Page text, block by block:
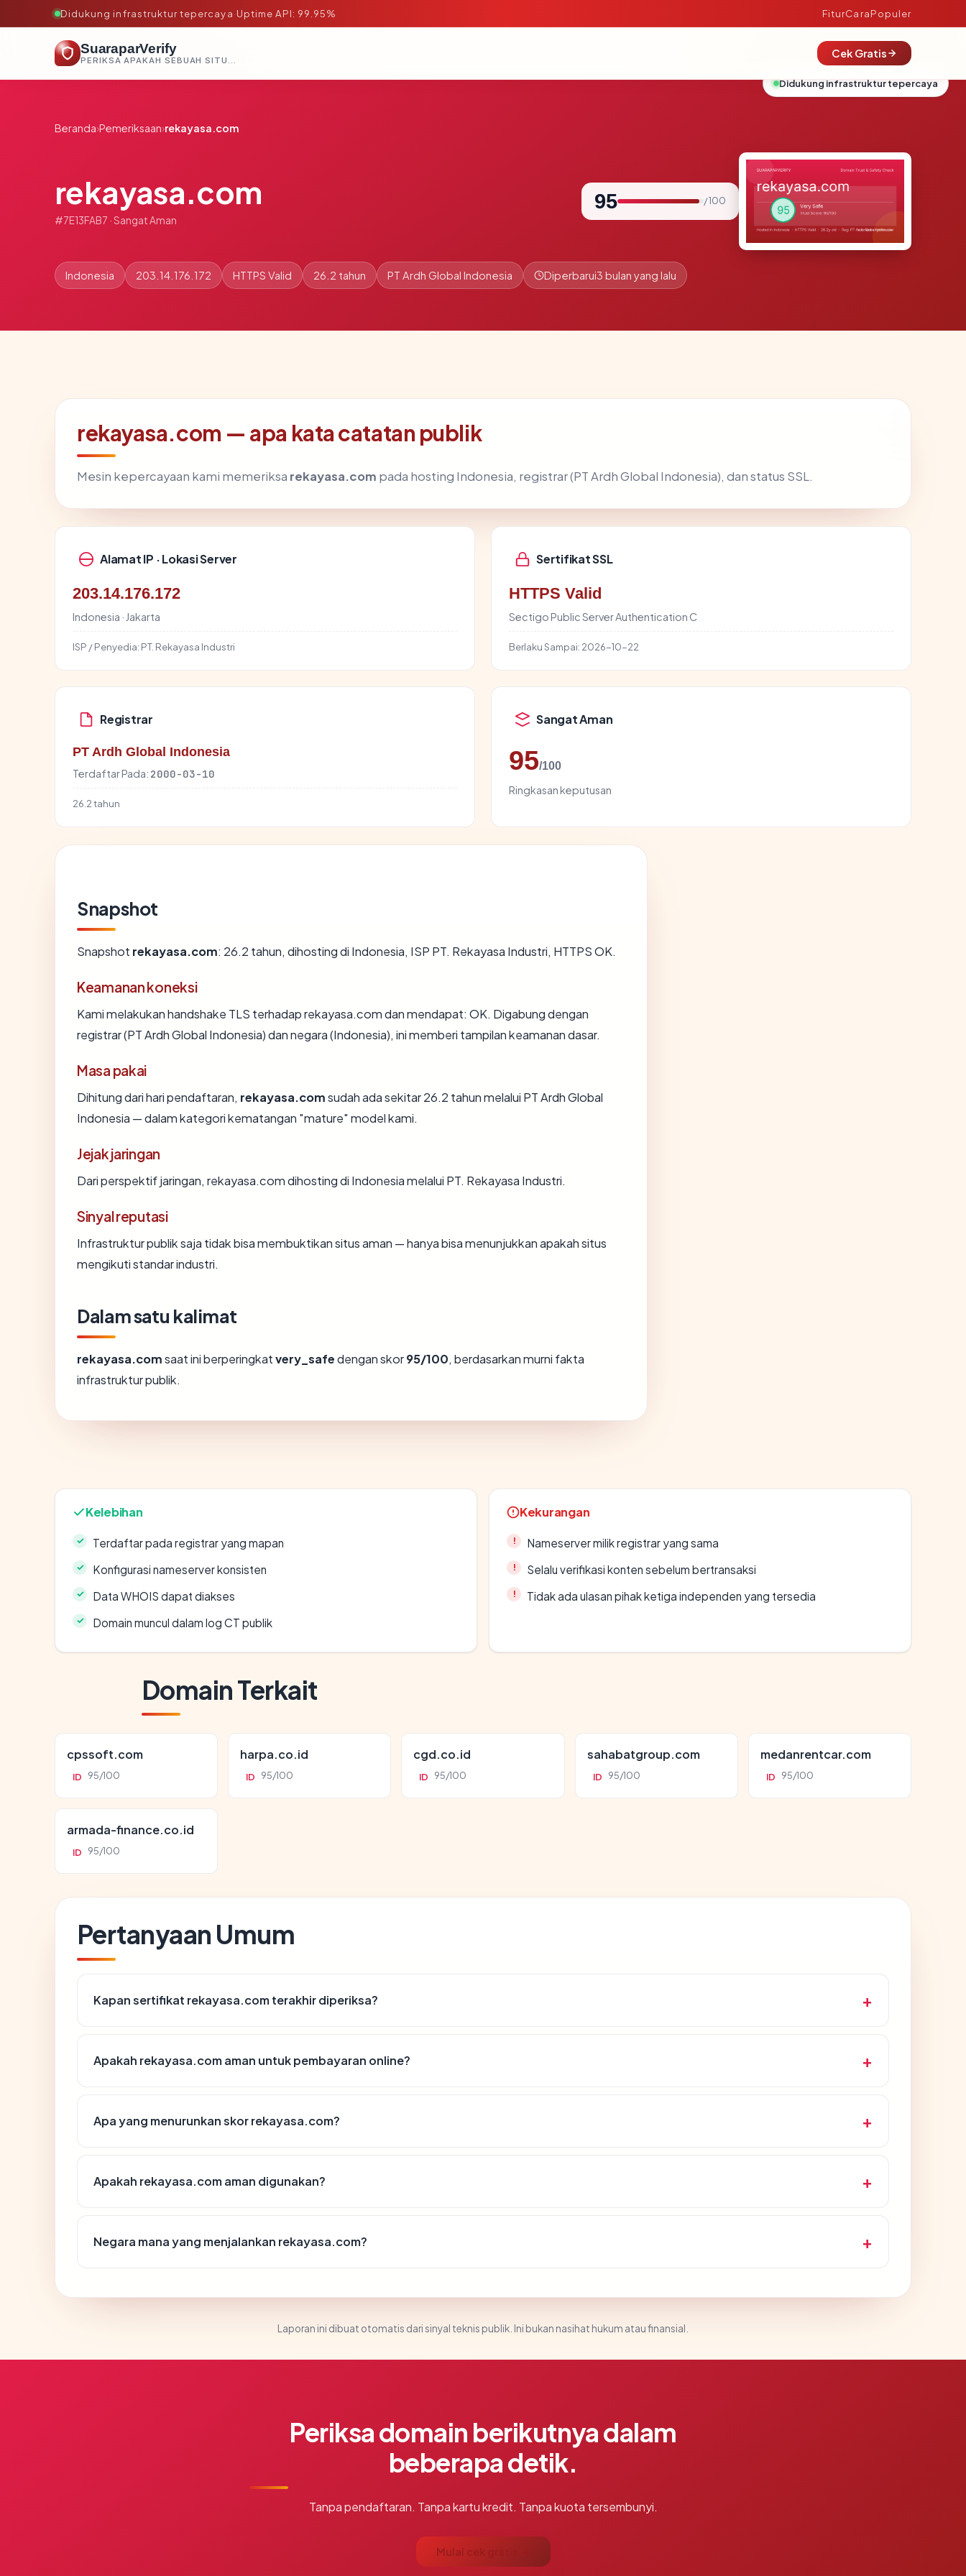
Didukung infrastruktur tepercaya·Uptime API: 99.95% FiturCaraPopuler
SuaraparVerify
PERIKSA APAKAH SEBUAH SITUS AMAN, TEPERCAYA, DAN TERVERIFIKASI DALAM HITUNGAN DETIK.
Cek Gratis
Beranda›Pemeriksaan›rekayasa.com
rekayasa.com
#7E13FAB7 · Sangat Aman
95 / 100
Indonesia 203.14.176.172 HTTPS Valid 26.2 tahun PT Ardh Global Indonesia Diperbarui3 bulan yang lalu
rekayasa.com — apa kata catatan publik
Mesin kepercayaan kami memeriksa rekayasa.com pada hosting Indonesia, registrar (PT Ardh Global Indonesia), dan status SSL.
Alamat IP · Lokasi Server
203.14.176.172
Indonesia · Jakarta
ISP / Penyedia: PT. Rekayasa Industri
Sertifikat SSL
HTTPS Valid
Sectigo Public Server Authentication C
Berlaku Sampai: 2026-10-22
Registrar
PT Ardh Global Indonesia
Terdaftar Pada: 2000-03-10
26.2 tahun
Sangat Aman
95/100
Ringkasan keputusan
Snapshot
Snapshot rekayasa.com: 26.2 tahun, dihosting di Indonesia, ISP PT. Rekayasa Industri, HTTPS OK.
Keamanan koneksi
Kami melakukan handshake TLS terhadap rekayasa.com dan mendapat: OK. Digabung dengan
registrar (PT Ardh Global Indonesia) dan negara (Indonesia), ini memberi tampilan keamanan dasar.
Masa pakai
Dihitung dari hari pendaftaran, rekayasa.comsudah ada sekitar 26.2 tahun melalui PT Ardh Global
Indonesia — dalam kategori kematangan "mature" model kami.
Jejak jaringan
Dari perspektif jaringan, rekayasa.com dihosting di Indonesia melalui PT. Rekayasa Industri.
Sinyal reputasi
Infrastruktur publik saja tidak bisa membuktikan situs aman — hanya bisa menunjukkan apakah situs
mengikuti standar industri.
Dalam satu kalimat
rekayasa.comsaat ini berperingkatvery_safedengan skor95/100, berdasarkan murni fakta
infrastruktur publik.
Kelebihan
Terdaftar pada registrar yang mapan
Konfigurasi nameserver konsisten
Data WHOIS dapat diakses
Domain muncul dalam log CT publik
Kekurangan
Nameserver milik registrar yang sama
Selalu verifikasi konten sebelum bertransaksi
Tidak ada ulasan pihak ketiga independen yang tersedia
Domain Terkait
cpssoft.com
ID 95/100
harpa.co.id
ID 95/100
cgd.co.id
ID 95/100
sahabatgroup.com
ID 95/100
medanrentcar.com
ID 95/100
armada-finance.co.id
ID 95/100
Pertanyaan Umum
Kapan sertifikat rekayasa.com terakhir diperiksa?
Apakah rekayasa.com aman untuk pembayaran online?
Apa yang menurunkan skor rekayasa.com?
Apakah rekayasa.com aman digunakan?
Negara mana yang menjalankan rekayasa.com?
Laporan ini dibuat otomatis dari sinyal teknis publik. Ini bukan nasihat hukum atau finansial.
Periksa domain berikutnya dalam
beberapa detik.
Tanpa pendaftaran. Tanpa kartu kredit. Tanpa kuota tersembunyi.
Mulai cek gratis →
Didukung infrastruktur tepercaya